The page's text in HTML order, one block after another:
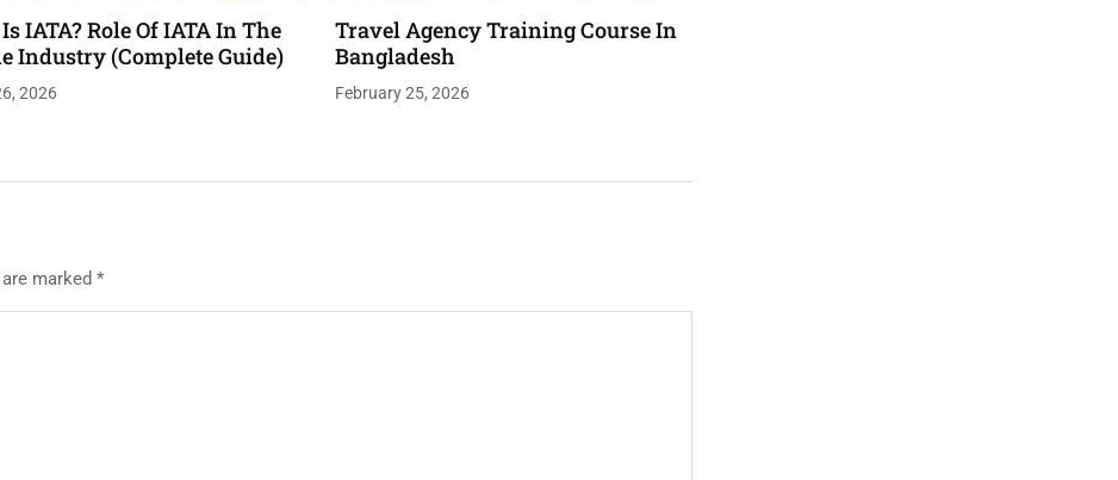
IATA? Role Of IATA In The
Industry (Complete Guide)
2026
Travel Agency Training Course In
Bangladesh
February 25, 2026
marked *